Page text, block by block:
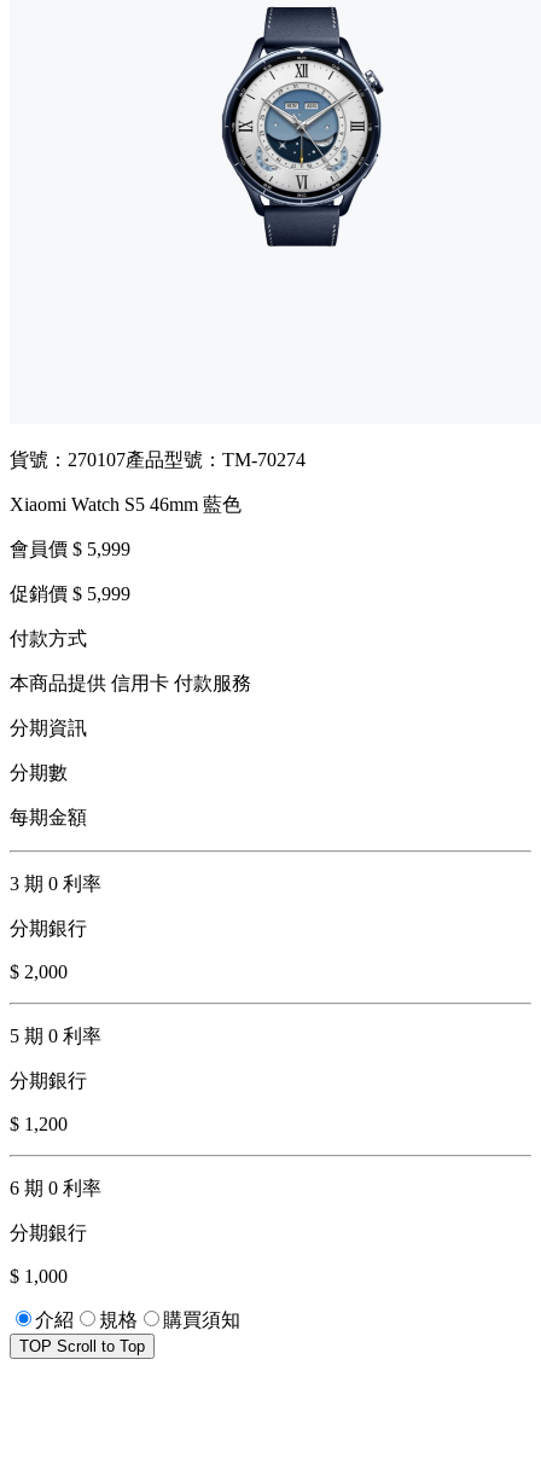
貨號：270107產品型號：TM-70274
Xiaomi Watch S5 46mm 藍色
會員價 $ 5,999
促銷價 $ 5,999
付款方式
本商品提供 信用卡 付款服務
分期資訊
分期數
每期金額
3 期 0 利率
分期銀行
$ 2,000
5 期 0 利率
分期銀行
$ 1,200
6 期 0 利率
分期銀行
$ 1,000
介紹 規格 購買須知
TOP Scroll to Top